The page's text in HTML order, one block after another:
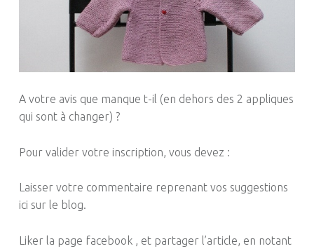
A votre avis que manque t-il (en dehors des 2 appliques
qui sont à changer) ?
Pour valider votre inscription, vous devez :
Laisser votre commentaire reprenant vos suggestions
ici sur le blog.
Liker la page facebook , et partager l’article, en notant